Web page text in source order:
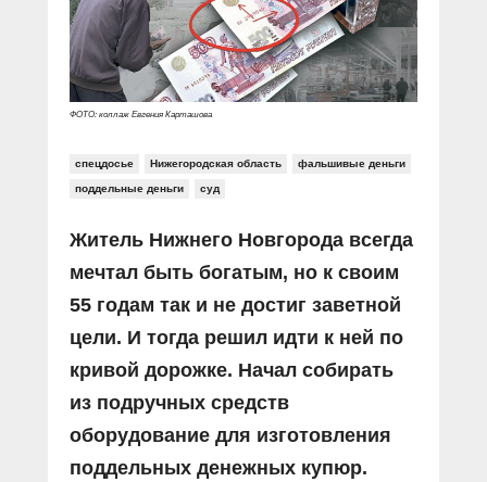
Социальные ролики
Документальные фильмы
Прямой разговор
В знании сила
Специальный репортаж
КиберПОСТОВОЙ
Газета «Щит и меч»
Журнал «Полиция России»
О ПОРТАЛЕ
Контакты
ФОТО: коллаж Евгения Карташова
спецдосье Нижегородская область фальшивые деньги
поддельные деньги суд
Житель Нижнего Новгорода всегда
мечтал быть богатым, но к своим
55 годам так и не достиг заветной
цели. И тогда решил идти к ней по
кривой дорожке. Начал собирать
из подручных средств
оборудование для изготовления
поддельных денежных купюр.